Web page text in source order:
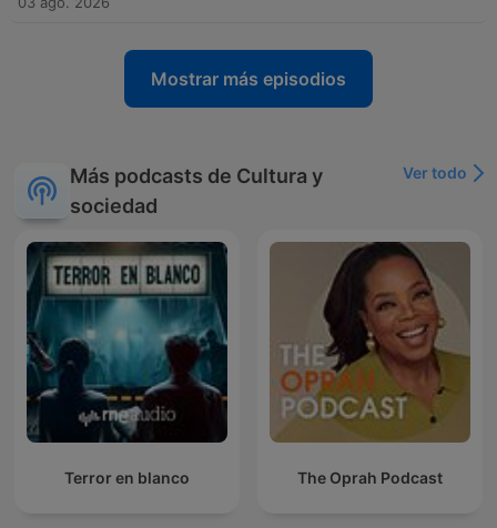
Mostrar más episodios
Más podcasts de Cultura y
sociedad
Ver todo
Terror en blanco The Oprah Podcast